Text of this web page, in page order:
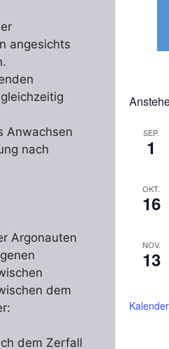
angesichts
Anwachsen
nach
Argonauten
dem
dem Zerfall
SEP.
1
OKT.
16
NOV.
13